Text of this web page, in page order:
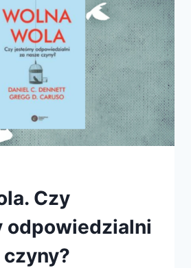
Czy
odpowiedzialni